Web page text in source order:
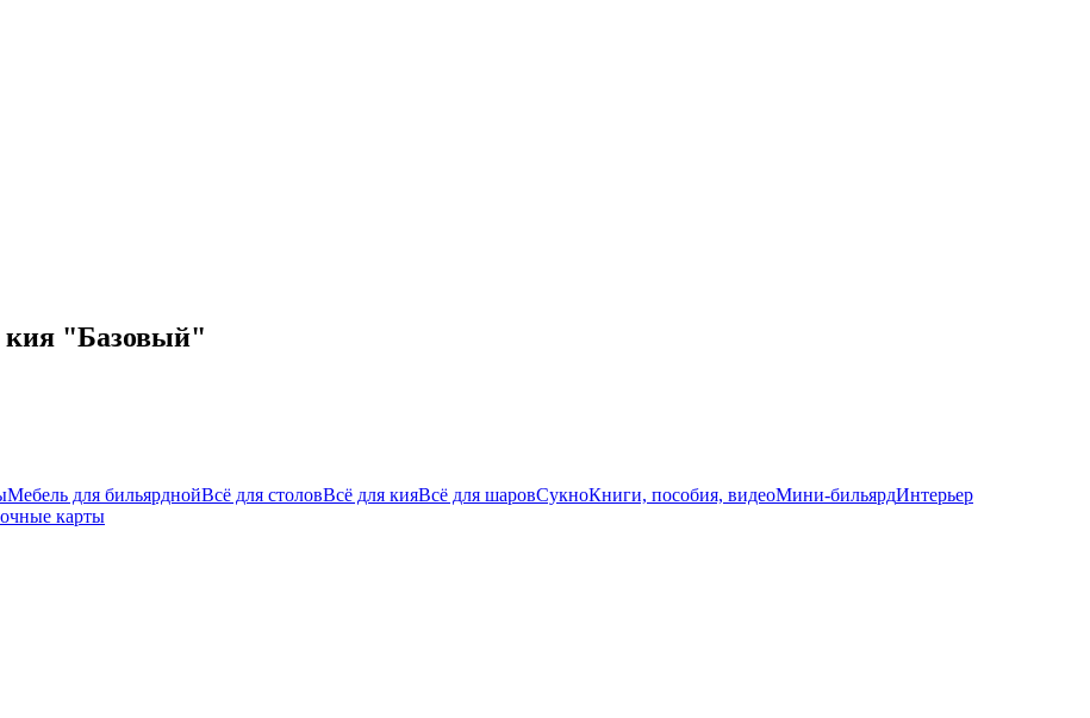
кия "Базовый"
Мебель для бильярднойВсё для столовВсё для кияВсё для шаровСукноКниги, пособия, видеоМини-бильярдИнтерьер
карты